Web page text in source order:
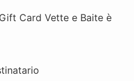
Card Vette e Baite è